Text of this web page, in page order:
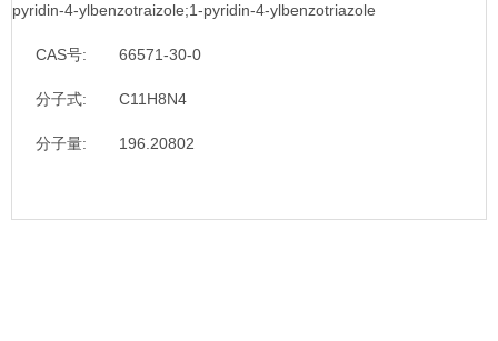
pyridin-4-ylbenzotraizole;1-pyridin-4-ylbenzotriazole
CAS号: 66571-30-0
分子式: C11H8N4
分子量: 196.20802